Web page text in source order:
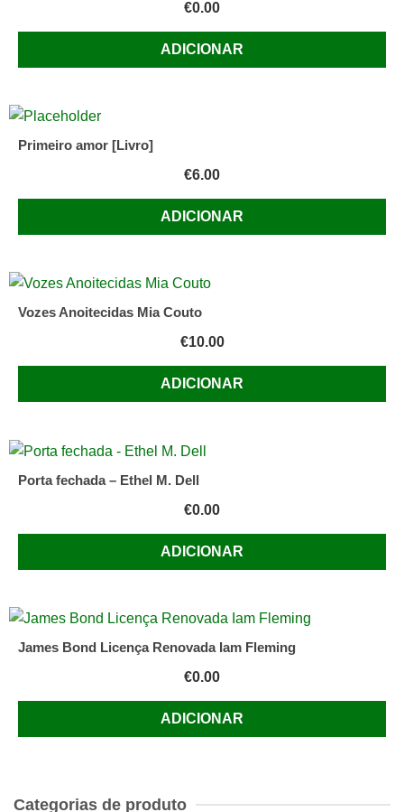
€0.00
ADICIONAR
Primeiro amor [Livro]
€6.00
ADICIONAR
Vozes Anoitecidas Mia Couto
€10.00
ADICIONAR
Porta fechada – Ethel M. Dell
€0.00
ADICIONAR
James Bond Licença Renovada Iam Fleming
€0.00
ADICIONAR
Categorias de produto